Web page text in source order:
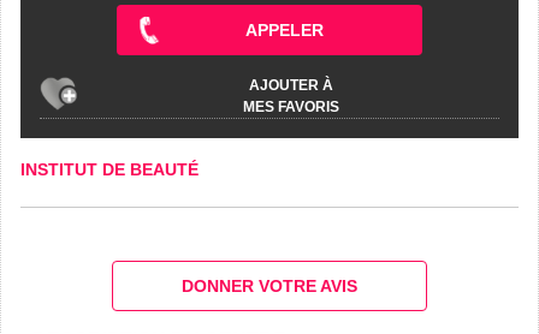
APPELER
AJOUTER À
MES FAVORIS
INSTITUT DE BEAUTÉ
DONNER VOTRE AVIS